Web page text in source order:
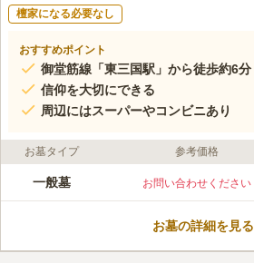
檀家になる必要なし
おすすめポイント
御堂筋線「東三国駅」から徒歩約6分
信仰を大切にできる
周辺にはスーパーやコンビニあり
お墓タイプ 参考価格
一般墓 お問い合わせください
お墓の詳細を見る